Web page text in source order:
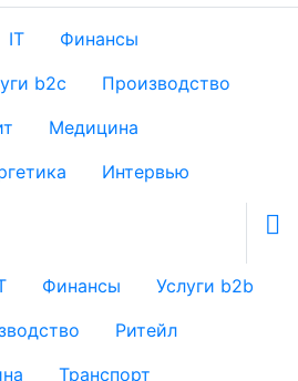
IT
Финансы
b2c
Производство
Медицина
Интервью

Финансы
Услуги b2b
Ритейл
Транспорт